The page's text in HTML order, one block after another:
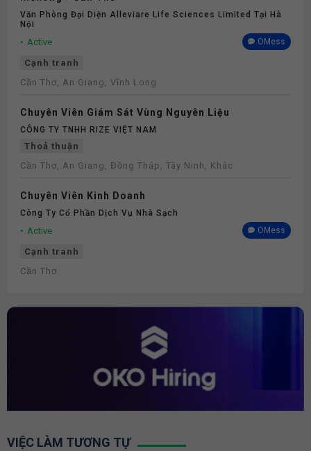
Văn Phòng Đại Diện Alleviare Life Sciences Limited Tại Hà
Nội
Active OMess
Cạnh tranh
Cần Thơ, An Giang, Vĩnh Long
Chuyên Viên Giám Sát Vùng Nguyên Liệu
CÔNG TY TNHH RIZE VIỆT NAM
Thoả thuận
Cần Thơ, An Giang, Đồng Tháp, Tây Ninh, Khác
Chuyên Viên Kinh Doanh
Công Ty Cổ Phần Dịch Vụ Nhà Sạch
Active OMess
Cạnh tranh
Cần Thơ
VIỆC LÀM TƯƠNG TỰ